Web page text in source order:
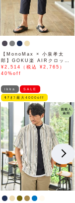
【MonoMax × 小泉孝太
郎】GOKU楽 AIRクロップ
ドパンツ「小泉孝太郎さん着
用モデル」
¥2,514（税込 ¥2,765）
40%off
ikka SALE
ﾓｱｵﾌ最大4000off